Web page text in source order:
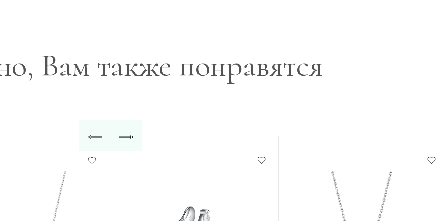
Вам также понравятся